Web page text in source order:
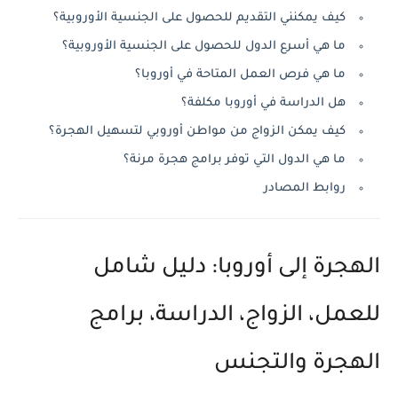
كيف يمكنني التقديم للحصول على الجنسية الأوروبية؟
ما هي أسرع الدول للحصول على الجنسية الأوروبية؟
ما هي فرص العمل المتاحة في أوروبا؟
هل الدراسة في أوروبا مكلفة؟
كيف يمكن الزواج من مواطن أوروبي لتسهيل الهجرة؟
ما هي الدول التي توفر برامج هجرة مرنة؟
روابط المصادر
الهجرة إلى أوروبا: دليل شامل
للعمل، الزواج، الدراسة، برامج
الهجرة والتجنس